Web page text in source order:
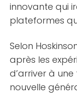
innovante qui
plateformes
Selon
après les
d’arriver à
nouvelle